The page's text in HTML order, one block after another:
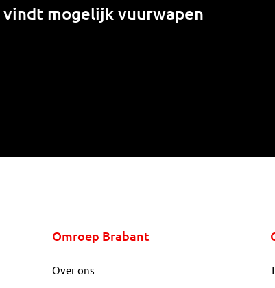
vindt mogelijk vuurwapen
Omroep Brabant
Over ons